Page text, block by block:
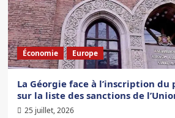
Économie Europe
La Géorgie face à l’inscription
sur la liste des sanctions de
25 juillet, 2026